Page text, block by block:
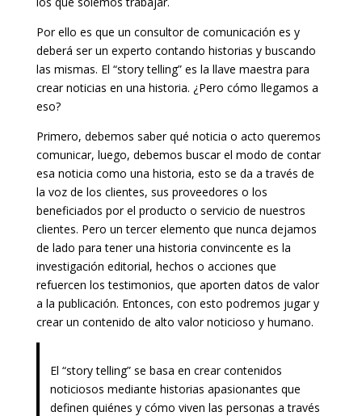
Por ello es que un consultor de comunicación es y
deberá ser un experto contando historias y buscando
las mismas. El “story telling” es la llave maestra para
crear noticias en una historia. ¿Pero cómo llegamos a
eso?
Primero, debemos saber qué noticia o acto queremos
comunicar, luego, debemos buscar el modo de contar
esa noticia como una historia, esto se da a través de
la voz de los clientes, sus proveedores o los
beneficiados por el producto o servicio de nuestros
clientes. Pero un tercer elemento que nunca dejamos
de lado para tener una historia convincente es la
investigación editorial, hechos o acciones que
refuercen los testimonios, que aporten datos de valor
a la publicación. Entonces, con esto podremos jugar y
crear un contenido de alto valor noticioso y humano.
El “story telling” se basa en crear contenidos
noticiosos mediante historias apasionantes que
definen quiénes y cómo viven las personas a través